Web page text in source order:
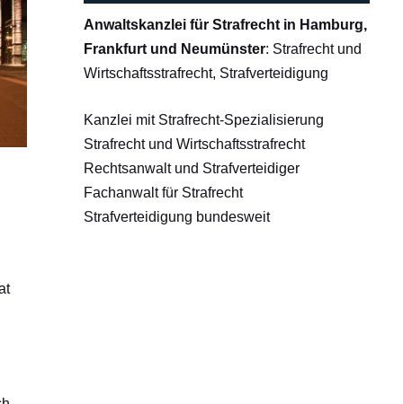
Anwaltskanzlei für Strafrecht in Hamburg,
Frankfurt und Neumünster: Strafrecht und
Wirtschaftsstrafrecht, Strafverteidigung
Kanzlei mit Strafrecht-Spezialisierung
Strafrecht und Wirtschaftsstrafrecht
Rechtsanwalt und Strafverteidiger
Fachanwalt für Strafrecht
Strafverteidigung bundesweit